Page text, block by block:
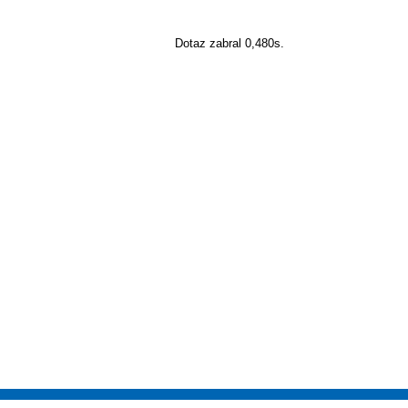
Dotaz zabral 0,480s.